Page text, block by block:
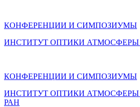
КОНФЕРЕНЦИИ И СИМПОЗИУМЫ
ИНСТИТУТ ОПТИКИ АТМОСФЕРЫ
КОНФЕРЕНЦИИ И СИМПОЗИУМЫ
ИНСТИТУТ ОПТИКИ АТМОСФЕРЫ
РАН